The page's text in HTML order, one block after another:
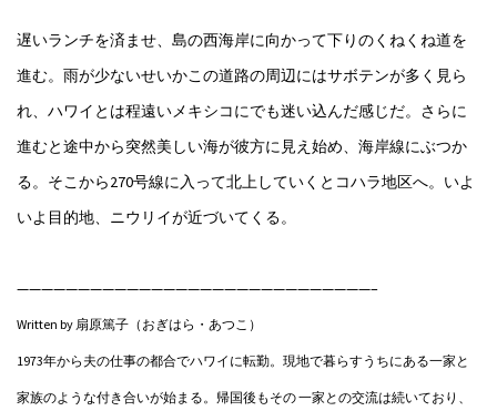
遅いランチを済ませ、島の西海岸に向かって下りのくねくね道を
進む。雨が少ないせいかこの道路の周辺にはサボテンが多く見ら
れ、ハワイとは程遠いメキシコにでも迷い込んだ感じだ。さらに
進むと途中から突然美しい海が彼方に見え始め、海岸線にぶつか
る。そこから270号線に入って北上していくとコハラ地区へ。いよ
いよ目的地、ニウリイが近づいてくる。
—————————————————————————————–
Written by 扇原篤子（おぎはら・あつこ）
1973年から夫の仕事の都合でハワイに転勤。現地で暮らすうちにある一家と
家族のような付き合いが始まる。帰国後もその 一家との交流は続いており、